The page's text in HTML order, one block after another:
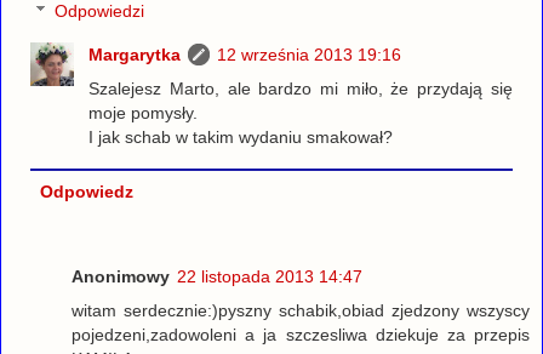
Odpowiedzi
Margarytka
12 września 2013 19:16
Szalejesz Marto, ale bardzo mi miło, że przydają się
moje pomysły.
I jak schab w takim wydaniu smakował?
Odpowiedz
Anonimowy 22 listopada 2013 14:47
witam serdecznie:)pyszny schabik,obiad zjedzony wszyscy
pojedzeni,zadowoleni a ja szczesliwa dziekuje za przepis